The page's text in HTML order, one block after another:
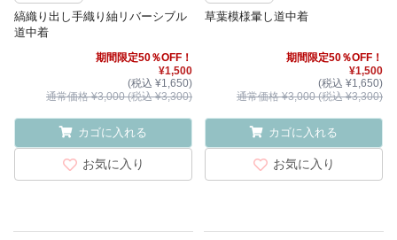
縞織り出し手織り紬リバーシブル
道中着
期間限定50％OFF！
¥1,500
(税込 ¥1,650)
通常価格 ¥3,000 (税込 ¥3,300)
カゴに入れる
お気に入り
草葉模様暈し道中着
期間限定50％OFF！
¥1,500
(税込 ¥1,650)
通常価格 ¥3,000 (税込 ¥3,300)
カゴに入れる
お気に入り